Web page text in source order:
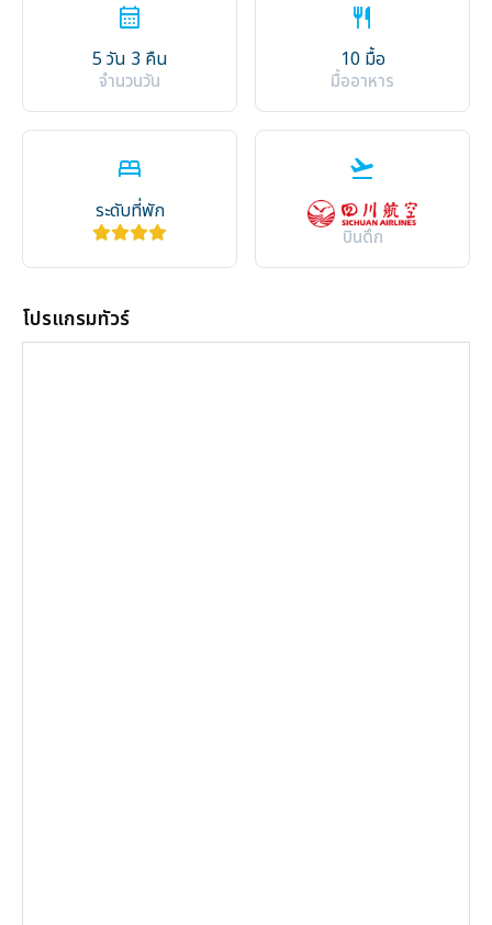
calendar_month
5 วัน 3 คืน
จำนวนวัน
restaurant
10 มื้อ
มื้ออาหาร
bed
ระดับที่พัก
flight_takeoff
บินดึก
โปรแกรมทัวร์